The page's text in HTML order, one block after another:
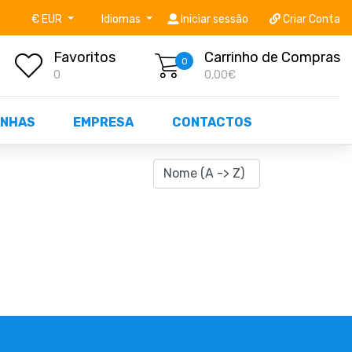
STOCK OFF! Não perca já as centenas de
€ EUR Idiomas Iniciar sessão Criar Conta
Favoritos
0
0 Carrinho de Compras
0,00€
EMPRESA CONTACTOS